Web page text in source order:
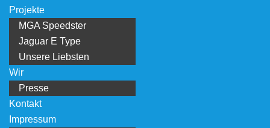
Projekte
MGA Speedster
Jaguar E Type
Unsere Liebsten
Wir
Presse
Kontakt
Impressum